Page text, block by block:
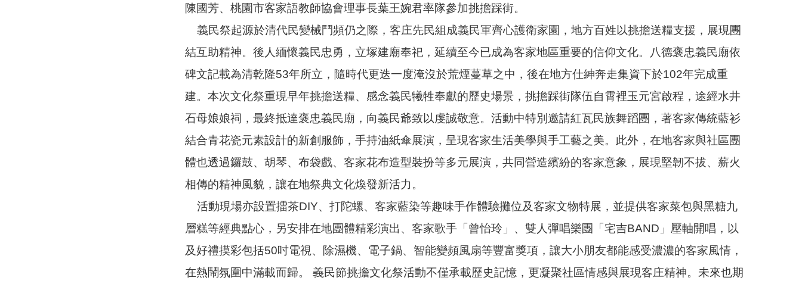
陳國芳、桃園市客家語教師協會理事長葉王婉君率隊參加挑擔踩街。
義民祭起源於清代民變械鬥頻仍之際，客庄先民組成義民軍齊心護衛家園，地方百姓以挑擔送糧支援，展現團
結互助精神。後人緬懷義民忠勇，立塚建廟奉祀，延續至今已成為客家地區重要的信仰文化。八德褒忠義民廟依
碑文記載為清乾隆53年所立，隨時代更迭一度淹沒於荒煙蔓草之中，後在地方仕紳奔走集資下於102年完成重
建。本次文化祭重現早年挑擔送糧、感念義民犧牲奉獻的歷史場景，挑擔踩街隊伍自霄裡玉元宮啟程，途經水井
石母娘娘祠，最終抵達褒忠義民廟，向義民爺致以虔誠敬意。活動中特別邀請紅瓦民族舞蹈團，著客家傳統藍衫
結合青花瓷元素設計的新創服飾，手持油紙傘展演，呈現客家生活美學與手工藝之美。此外，在地客家與社區團
體也透過鑼鼓、胡琴、布袋戲、客家花布造型裝扮等多元展演，共同營造繽紛的客家意象，展現堅韌不拔、薪火
相傳的精神風貌，讓在地祭典文化煥發新活力。
活動現場亦設置擂茶DIY、打陀螺、客家藍染等趣味手作體驗攤位及客家文物特展，並提供客家菜包與黑糖九
層糕等經典點心，另安排在地團體精彩演出、客家歌手「曾怡玲」、雙人彈唱樂團「宅吉BAND」壓軸開唱，以
及好禮摸彩包括50吋電視、除濕機、電子鍋、智能變頻風扇等豐富獎項，讓大小朋友都能感受濃濃的客家風情，
在熱鬧氛圍中滿載而歸。 義民節挑擔文化祭活動不僅承載歷史記憶，更凝聚社區情感與展現客庄精神。未來也期